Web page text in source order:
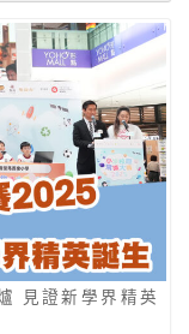
見證新學界精英